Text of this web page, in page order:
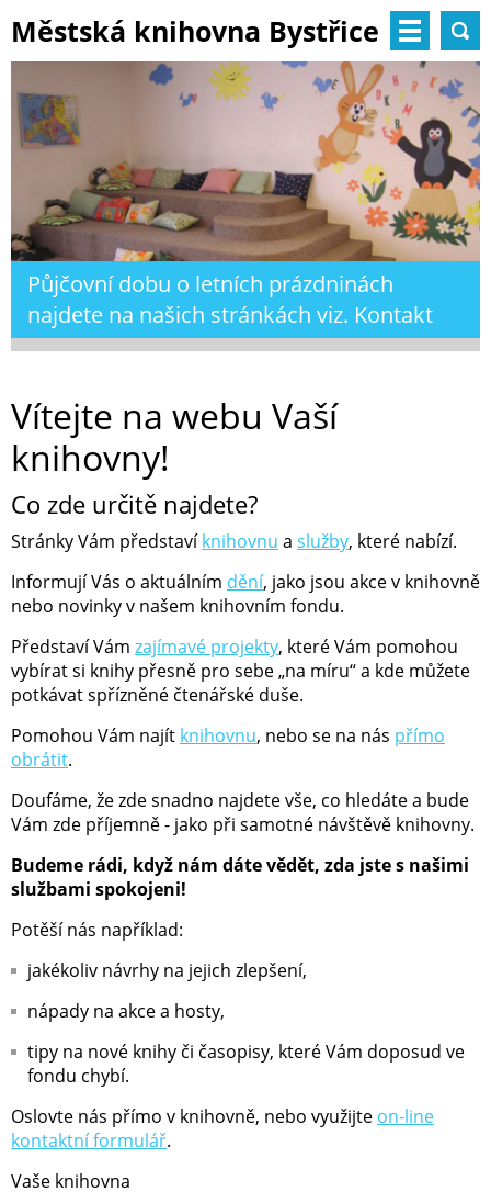
Městská knihovna Bystřice
nad Pernštejnem
Půjčovní dobu o letních prázdninách
najdete na našich stránkách viz. Kontakt
Vítejte na webu Vaší
knihovny!
Co zde určitě najdete?
Stránky Vám představíknihovnu a služby, které nabízí.
Informují Vás o aktuálním dění, jako jsou akce v knihovně
nebo novinky v našem knihovním fondu.
Představí Vám zajímavé projekty, které Vám pomohou
vybírat si knihy přesně pro sebe „na míru“ a kde můžete
potkávat spřízněné čtenářské duše.
Pomohou Vám najít knihovnu, nebo se na nás přímo
obrátit.
Doufáme, že zde snadno najdete vše, co hledáte a bude
Vám zde příjemně - jako při samotné návštěvě knihovny.
Budeme rádi, když nám dáte vědět, zda jste s našimi
službami spokojeni!
Potěší nás například:
jakékoliv návrhy na jejich zlepšení,
nápady na akce a hosty,
tipy na nové knihy či časopisy, které Vám doposud ve
fondu chybí.
Oslovte nás přímo v knihovně, nebo využijte on-line
kontaktní formulář.
Vaše knihovna